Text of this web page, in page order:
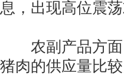
息，出现高位震
农副产品方面
猪肉的供应量比